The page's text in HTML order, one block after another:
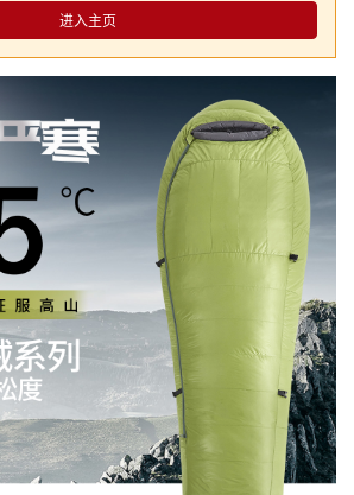
头、多功能羽绒被、儿童羽绒被和羽绒睡袋等，
，创造优雅灵性的家居生活，在赏析创羽家纺文
暖美好的享受。服饰产品有：休闲商务系列羽绒
动系列羽绒服、儿童系列羽绒服、羽绒保暖内衣
臃肿到飘逸、从简单到时尚、从保暖性到时装化
套、羽绒靴、羽绒护腰、羽绒护肩、羽绒护腿、
品。从线下遍布全国各地的专卖店到线上的全球
销全国各地，也出口至美国、日本、意大利等国
进入主页